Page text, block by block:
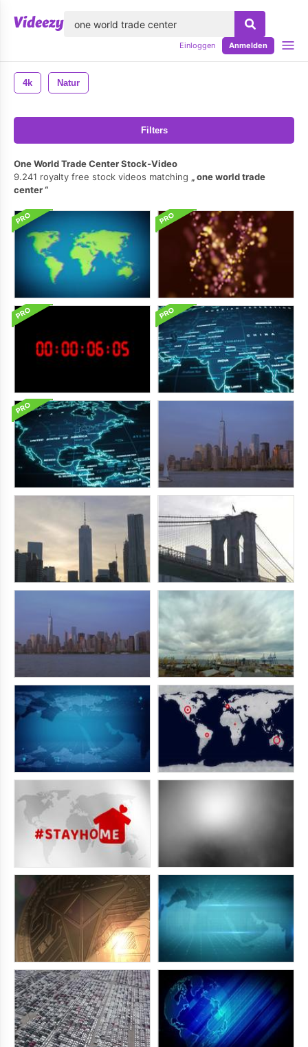
Einloggen Anmelden
4k Natur
Filters
One World Trade Center Stock-Video
9.241 royalty free stock videos matching
one world trade
center